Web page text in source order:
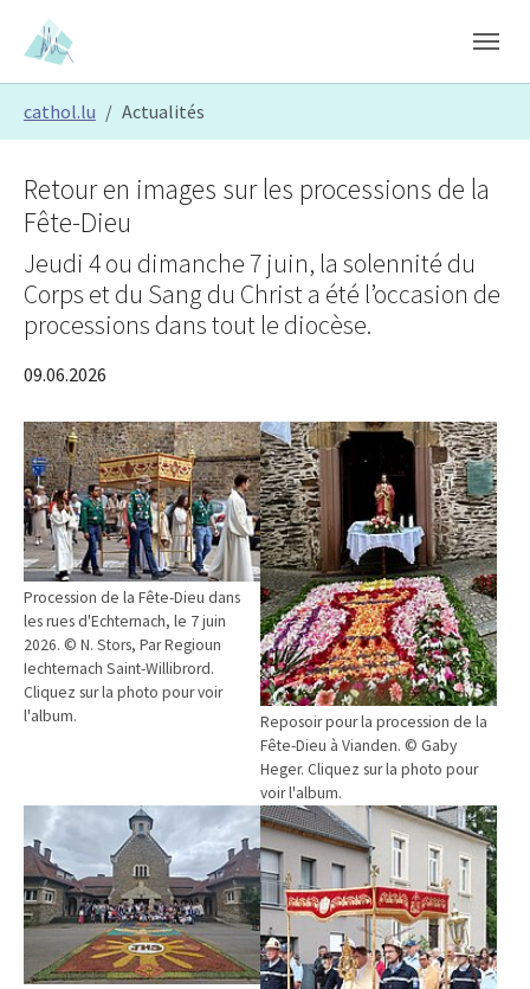
Skip to main content
Skip to page footer
cathol.lu Actualités
Procession de la Fête-Dieu dans
les rues d'Echternach, le 7 juin
2026. © N. Stors, Par Regioun
Iechternach Saint-Willibrord.
Cliquez sur la photo pour voir
l'album.
Reposoir pour la procession de la
Fête-Dieu à Vianden. © Gaby
Heger. Cliquez sur la photo pour
voir l'album.
Retour en images sur les processions de la
Fête-Dieu
Jeudi 4 ou dimanche 7 juin, la solennité du
Corps et du Sang du Christ a été l’occasion de
processions dans tout le diocèse.
09.06.2026